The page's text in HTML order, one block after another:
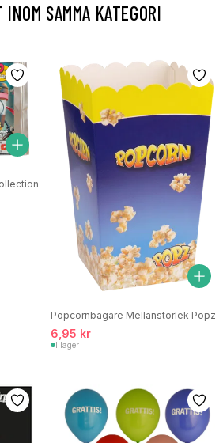
SAMMA KATEGORI
Popcornbägare Mellanstorlek Popz
6,95 kr
I lager